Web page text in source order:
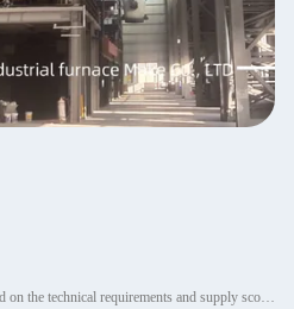
가격: The price will be negotiated based on the technical requirements and supply scope of Party A